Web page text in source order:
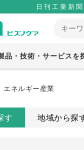
日刊工業新
品・技術・サービスを
エネルギー産業
す 地域から探